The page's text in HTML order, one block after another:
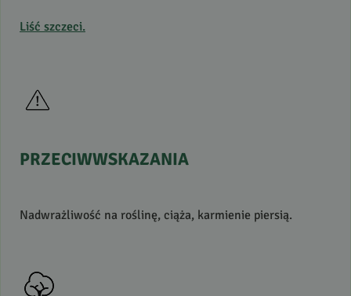
Liść szczeci.
PRZECIWWSKAZANIA
Nadwrażliwość na roślinę, ciąża, karmienie piersią.